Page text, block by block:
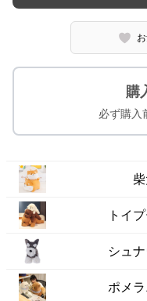
購
必ず購入
トイ
シュ
ポメ